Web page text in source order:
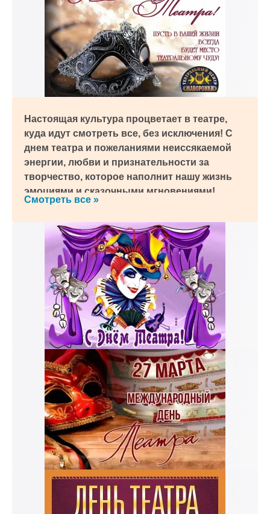
Настоящая культура процветает в театре,
куда идут смотреть все, без исключения! С
днем театра и пожеланиями неиссякаемой
энергии, любви и признательности за
творчество, которое наполнит нашу жизнь
эмоциями и сказочными мгновениями!
Смотреть все »
и пришлем поздравление!